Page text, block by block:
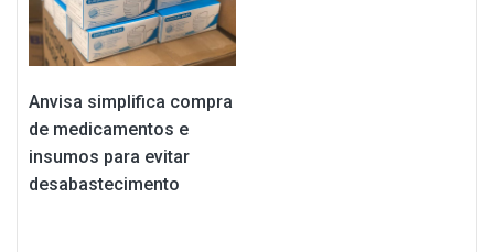
Anvisa simplifica compra
de medicamentos e
insumos para evitar
desabastecimento